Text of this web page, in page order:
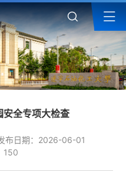
安全专项大检查
布日期：2026-06-01
150